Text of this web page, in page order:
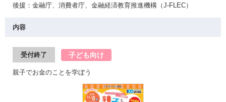
後援：金融庁、消費者庁、金融経済教育推進機構（J-FLEC）
内容
受付終了 子ども向け
親子でお金のことを学ぼう